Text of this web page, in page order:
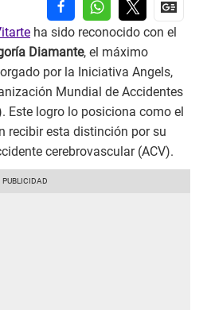
ha sido reconocido con el
Diamante, el máximo
por la Iniciativa Angels,
Mundial de Accidentes
Este logro lo posiciona como el
recibir esta distinción por su
cerebrovascular (ACV).